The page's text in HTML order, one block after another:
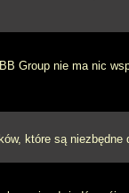
Group nie ma nic
które są niezbędne